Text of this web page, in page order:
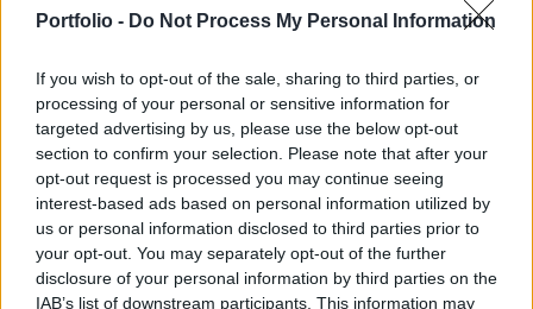
Portfolio - Do Not Process My Personal Information
If you wish to opt-out of the sale, sharing to third parties, or
processing of your personal or sensitive information for
targeted advertising by us, please use the below opt-out
section to confirm your selection. Please note that after your
opt-out request is processed you may continue seeing
interest-based ads based on personal information utilized by
us or personal information disclosed to third parties prior to
your opt-out. You may separately opt-out of the further
disclosure of your personal information by third parties on the
IAB’s list of downstream participants. This information may
kereskedést a hétre. A csökkenést a MOL és az
Tegnap már rendes korrekció kezdődött el Amerikában, bár
nap elején még volt egy fellángolás, de később a
profitrealizálók kerültek túlsúlyba. Ma látott napvilágot a
hét legfontosabb piacmozgató adata, 14:30-kor jött
ugyanis az amerikai előzetes második negyedéves GDP
adat, melynél az elemzők 2.5%-os (Bloomberg konszenzus
2.6) növekedést vártak az első negyedév 2.7%-os...